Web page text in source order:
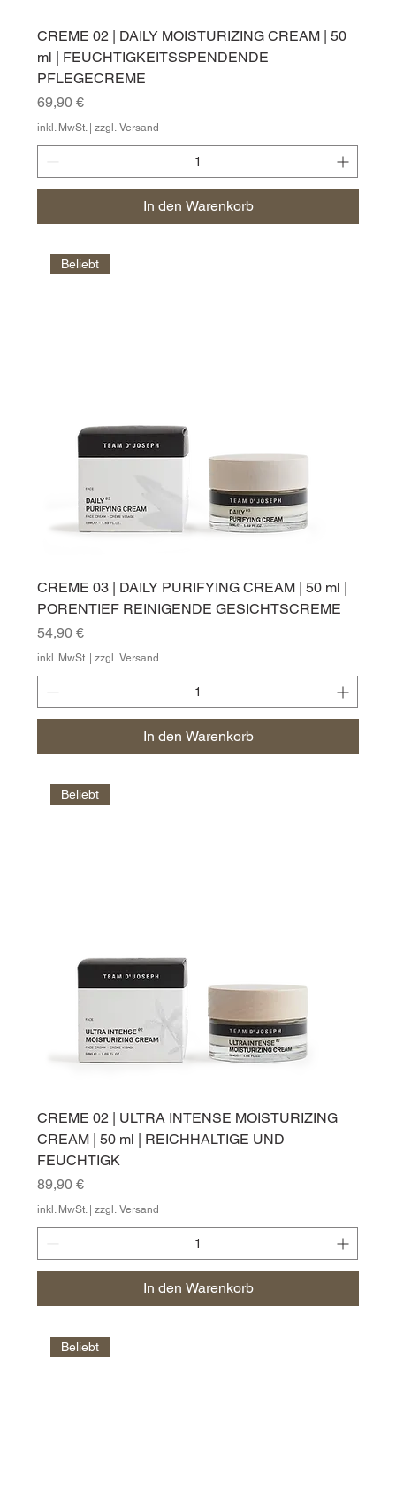
CREME 02 | DAILY MOISTURIZING CREAM | 50
ml | FEUCHTIGKEITSSPENDENDE
PFLEGECREME
Preis
69,90 €
inkl. MwSt. |zzgl. Versand
In den Warenkorb
Beliebt
CREME 03 | DAILY PURIFYING CREAM | 50 ml |
PORENTIEF REINIGENDE GESICHTSCREME
Preis
54,90 €
inkl. MwSt.|zzgl. Versand
In den Warenkorb
Beliebt
CREME 02 | ULTRA INTENSE MOISTURIZING
CREAM | 50 ml | REICHHALTIGE UND
FEUCHTIGK
Preis
89,90 €
inkl. MwSt.|zzgl. Versand
In den Warenkorb
Beliebt